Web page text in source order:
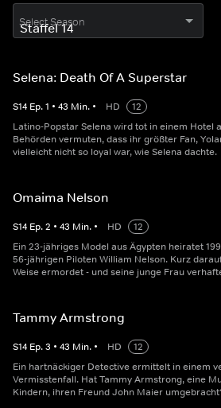
Select Season
Selena: Death Of A Superstar
S14 Ep.1 • 43 Min. • HD
12
Latino-Popstar Selena wird tot in einem Hotel
Behörden vermuten, dass ihr größter Fan,
vielleicht nicht so loyal war, wie Selena dachte.
Omaima Nelson
S14 Ep.2 • 43 Min. • HD
12
Ein 23-jähriges Model aus Ägypten heiratet
56-jährigen Piloten William Nelson. Kurz
Weise ermordet - und seine junge Frau
Tammy Armstrong
S14 Ep.3 • 43 Min. • HD
12
Ein hartnäckiger Detective ermittelt in einem
Vermisstenfall. Hat Tammy Armstrong, eine
Kindern, ihren Freund John Maier